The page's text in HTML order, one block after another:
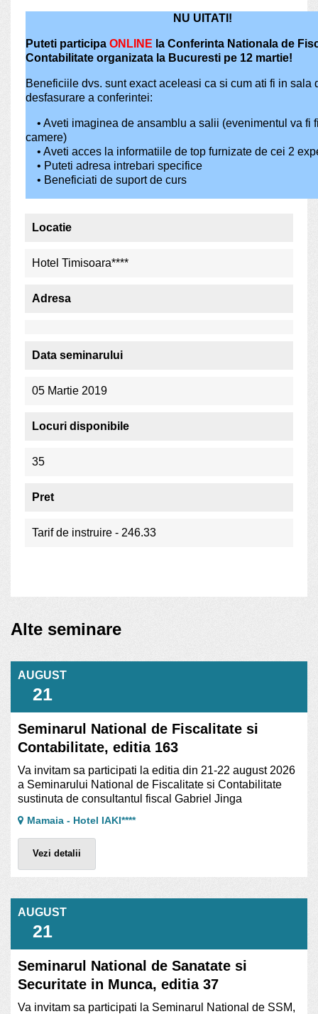
NU UITATI!
Puteti participa ONLINE la Conferinta Nationala de
Contabilitate organizata la Bucuresti pe 12 martie!
Beneficiile dvs. sunt exact aceleasi ca si cum ati fi in sala
desfasurare a conferintei:
• Aveti imaginea de ansamblu a salii (evenimentul va fi
camere)
• Aveti acces la informatiile de top furnizate de cei 2
• Puteti adresa intrebari specifice
• Beneficiati de suport de curs
Locatie
Hotel Timisoara****
Adresa
Data seminarului
05 Martie 2019
Locuri disponibile
35
Pret
Tarif de instruire - 246.33
Alte seminare
AUGUST
21
Seminarul National de Fiscalitate si
Contabilitate, editia 163
Va invitam sa participati la editia din 21-22 august 2026
a Seminarului National de Fiscalitate si Contabilitate
sustinuta de consultantul fiscal Gabriel Jinga
Mamaia - Hotel IAKI****
Vezi detalii
AUGUST
21
Seminarul National de Sanatate si
Securitate in Munca, editia 37
Va invitam sa participati la Seminarul National de SSM,